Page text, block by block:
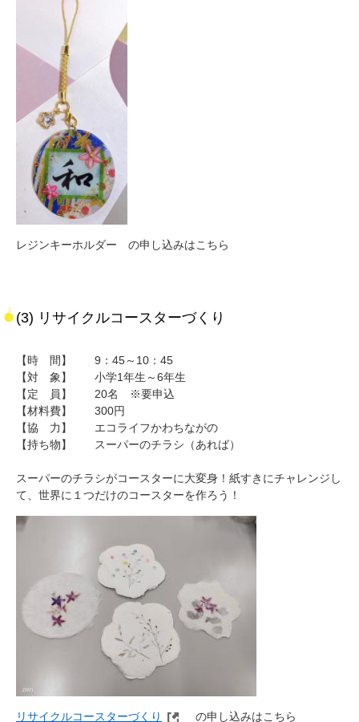
レジンキーホルダー の申し込みはこちら
(3) リサイクルコースターづくり
【時 間】 9：45～10：45
【対 象】 小学1年生～6年生
【定 員】 20名 ※要申込
【材料費】 300円
【協 力】 エコライフかわちながの
【持ち物】 スーパーのチラシ（あれば）
スーパーのチラシがコースターに大変身！紙すきにチャレンジし
て、世界に１つだけのコースターを作ろう！
リサイクルコースターづくり の申し込みはこちら